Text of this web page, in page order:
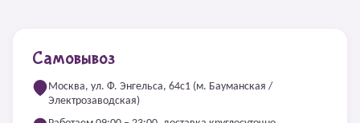
Самовывоз
Москва, ул. Ф. Энгельса, 64с1 (м. Бауманская /
Электрозаводская)